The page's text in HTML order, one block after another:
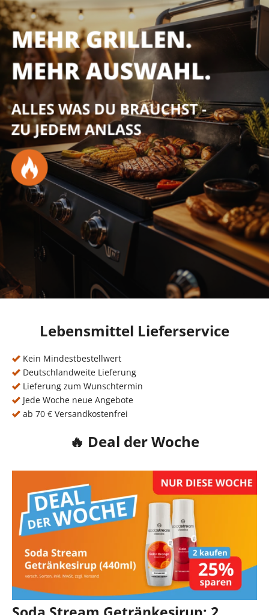
Lebensmittel Lieferservice
Kein Mindestbestellwert
Deutschlandweite Lieferung
Lieferung zum Wunschtermin
Jede Woche neue Angebote
ab 70 € Versandkostenfrei
🔥 Deal der Woche